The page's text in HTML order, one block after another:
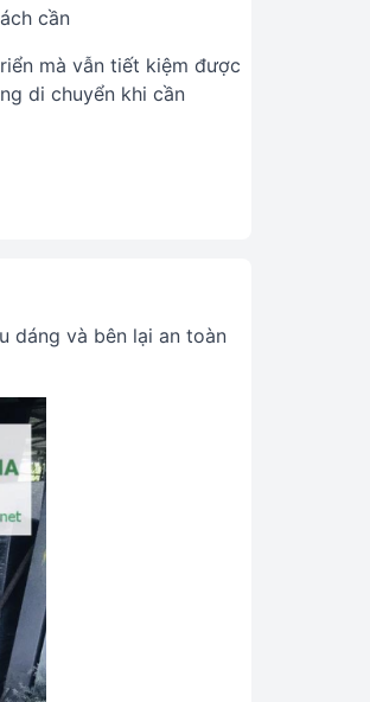
cần
mà vẫn tiết kiệm được
di chuyển khi cần
dáng và bên lại an toàn